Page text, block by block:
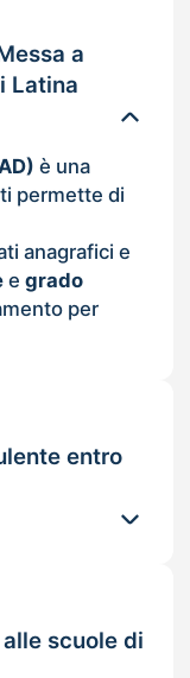
a
Latina
è una
permette di
anagrafici e
e grado
per
entro
scuole di